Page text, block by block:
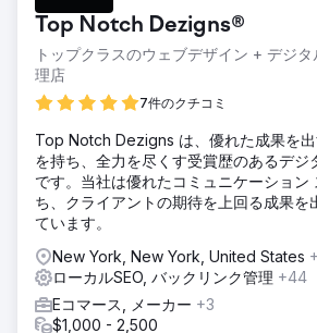
Top Notch Dezigns®
トップクラスのウェブデザイン + デジ
理店
7件のクチコミ
Top Notch Dezigns は、優れた成果を
を持ち、全力を尽くす受賞歴のあるデジ
です。当社は優れたコミュニケーション
ち、クライアントの期待を上回る成果を
ています。
New York, New York, United States
ローカルSEO, バックリンク管理 +44
Eコマース, メーカー +3
$1,000 - 2,500